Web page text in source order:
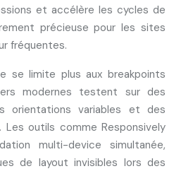
et accélère les cycles de
précieuse pour les sites
fréquentes.
se limite plus aux breakpoints
modernes testent sur des
orientations variables et des
outils comme Responsively
multi-device simultanée,
de layout invisibles lors des